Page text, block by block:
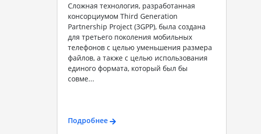
Сложная технология, разработанная
консорциумом Third Generation
Partnership Project (3GPP), была создана
для третьего поколения мобильных
телефонов с целью уменьшения размера
файлов, а также с целью использования
единого формата, который был бы
совме...
Подробнее